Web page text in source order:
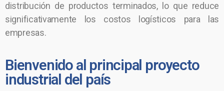
distribución de productos terminados, lo que reduce
significativamente los costos logísticos para las
empresas.
Bienvenido al principal proyecto
industrial del país